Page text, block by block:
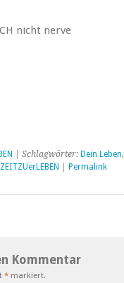
nicht nerve
| Schlagwörter: Dein Leben,
Permalink
Kommentar
* markiert.